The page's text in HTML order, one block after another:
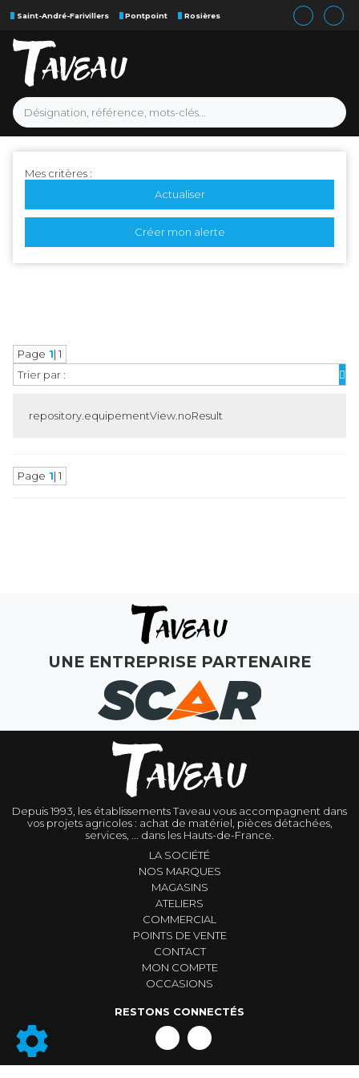
Saint-André-Farivillers Pontpoint Rosières
MON COMPTE
Mes critères :
Actualiser
Créer mon alerte
Trier par :
Page 1| 1
repository.equipementView.noResult
Page 1| 1
UNE ENTREPRISE PARTENAIRE
Depuis 1993, les établissements Taveau vous accompagnent dans
vos projets agricoles : achat de matériel, pièces détachées,
services, ... dans les Hauts-de-France.
LA SOCIÉTÉ
NOS MARQUES
MAGASINS
ATELIERS
COMMERCIAL
POINTS DE VENTE
CONTACT
MON COMPTE
OCCASIONS
RESTONS CONNECTÉS